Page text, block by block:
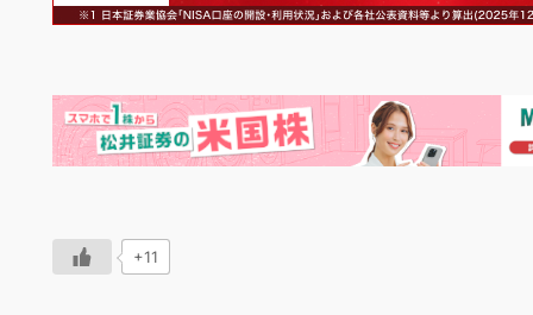
+11